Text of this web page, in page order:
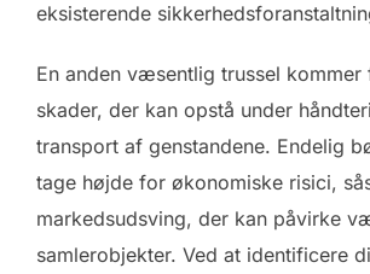
eksisterende
En anden væsentlig trussel kommer
skader, der kan opstå under
transport af genstandene. Endelig
tage højde for økonomiske risici,
markedsudsving, der kan påvirke
samlerobjekter. Ved at identificere